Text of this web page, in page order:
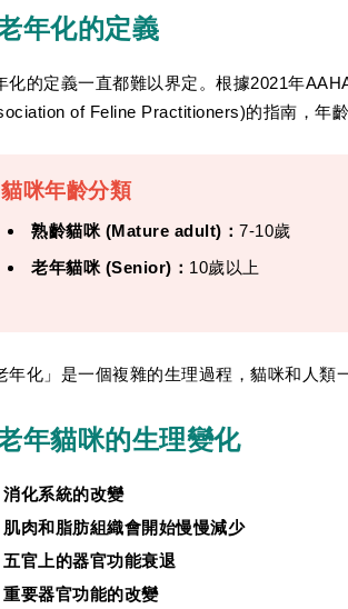
年化的定義
化的定義一直都難以界定。根據2021年
of Feline Practitioners)的指南，年齡
貓咪年齡分類
熟齡貓咪 (Mature adult)： 7-10歲
老年貓咪 (Senior)： 10歲以上
年化」是一個複雜的生理過程，貓咪和人類
年貓咪的生理變化
消化系統的改變
肌肉和脂肪組織會開始慢慢減少
五官上的器官功能衰退
重要器官功能的改變